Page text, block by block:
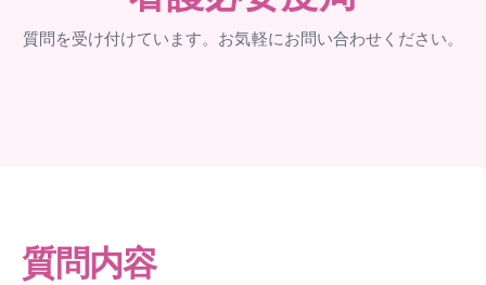
質問を受け付けています。お気軽にお問い合わせください。
質問内容